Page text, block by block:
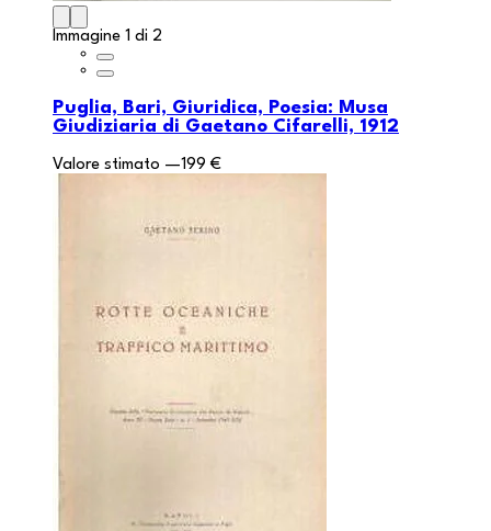
Immagine 1 di 2
Puglia, Bari, Giuridica, Poesia: Musa
Giudiziaria di Gaetano Cifarelli, 1912
Valore stimato —199 €